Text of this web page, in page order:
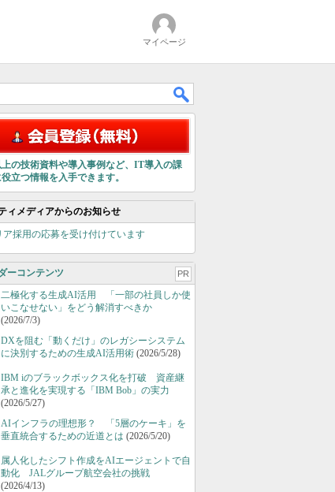
マイページ
上の技術資料や導入事例など、IT導入の課
立つ情報を入手できます。
ィメディアからのお知らせ
ア採用の応募を受け付けています
ーコンテンツ PR
二極化する生成AI活用 「一部の社員しか使
いこなせない」をどう解消すべきか
(2026/7/3)
DXを阻む「動くだけ」のレガシーシステム
に決別するための生成AI活用術 (2026/5/28)
IBM iのブラックボックス化を打破 資産継
承と進化を実現する「IBM Bob」の実力
(2026/5/27)
AIインフラの理想形？ 「5層のケーキ」を
垂直統合するための近道とは (2026/5/20)
属人化したシフト作成をAIエージェントで自
動化 JALグループ航空会社の挑戦
(2026/4/13)